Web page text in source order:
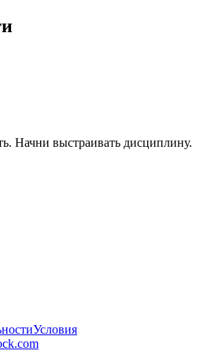
Начни выстраивать дисциплину.
Условия